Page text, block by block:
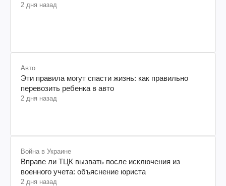
2 дня назад
Авто
Эти правила могут спасти жизнь: как правильно
перевозить ребенка в авто
2 дня назад
Война в Украине
Вправе ли ТЦК вызвать после исключения из
военного учета: объяснение юриста
2 дня назад